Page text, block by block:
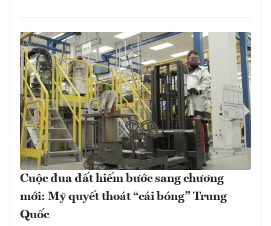
Cuộc đua đất hiếm bước sang chương
mới: Mỹ quyết thoát “cái bóng” Trung
Quốc